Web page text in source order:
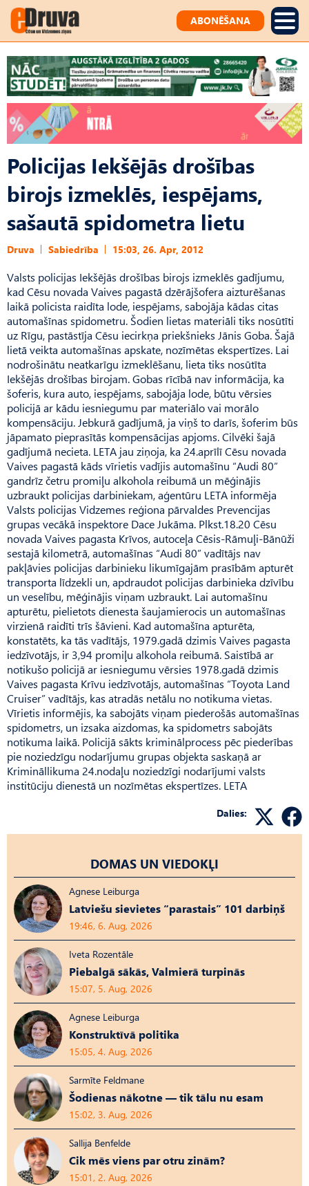
ABONĒŠANA
Policijas Iekšējās drošības
birojs izmeklēs, iespējams,
sašautā spidometra lietu
Druva Sabiedrība 15:03, 26. Apr, 2012
Valsts policijas Iekšējās drošības birojs izmeklēs gadījumu,
kad Cēsu novada Vaives pagastā dzērājšofera aizturēšanas
laikā policista raidīta lode, iespējams, sabojāja kādas citas
automašīnas spidometru. Šodien lietas materiāli tiks nosūtīti
uz Rīgu, pastāstīja Cēsu iecirkņa priekšnieks Jānis Goba. Šajā
lietā veikta automašīnas apskate, nozīmētas ekspertīzes. Lai
nodrošinātu neatkarīgu izmeklēšanu, lieta tiks nosūtīta
Iekšējās drošības birojam. Gobas rīcībā nav informācija, ka
šoferis, kura auto, iespējams, sabojāja lode, būtu vērsies
policijā ar kādu iesniegumu par materiālo vai morālo
kompensāciju. Jebkurā gadījumā, ja viņš to darīs, šoferim būs
jāpamato pieprasītās kompensācijas apjoms. Cilvēki šajā
gadījumā necieta. LETA jau ziņoja, ka 24.aprīlī Cēsu novada
Vaives pagastā kāds vīrietis vadījis automašīnu “Audi 80”
gandrīz četru promiļu alkohola reibumā un mēģinājis
uzbraukt policijas darbiniekam, aģentūru LETA informēja
Valsts policijas Vidzemes reģiona pārvaldes Prevencijas
grupas vecākā inspektore Dace Jukāma. Plkst.18.20 Cēsu
novada Vaives pagasta Krīvos, autoceļa Cēsis-Rāmuļi-Bānūži
sestajā kilometrā, automašīnas “Audi 80” vadītājs nav
pakļāvies policijas darbinieku likumīgajām prasībām apturēt
transporta līdzekli un, apdraudot policijas darbinieka dzīvību
un veselību, mēģinājis viņam uzbraukt. Lai automašīnu
apturētu, pielietots dienesta šaujamierocis un automašīnas
virzienā raidīti trīs šāvieni. Kad automašīna apturēta,
konstatēts, ka tās vadītājs, 1979.gadā dzimis Vaives pagasta
iedzīvotājs, ir 3,94 promiļu alkohola reibumā. Saistībā ar
notikušo policijā ar iesniegumu vērsies 1978.gadā dzimis
Vaives pagasta Krīvu iedzīvotājs, automašīnas “Toyota Land
Cruiser” vadītājs, kas atradās netālu no notikuma vietas.
Vīrietis informējis, ka sabojāts viņam piederošās automašīnas
spidometrs, un izsaka aizdomas, ka spidometrs sabojāts
notikuma laikā. Policijā sākts kriminālprocess pēc piederības
pie noziedzīgu nodarījumu grupas objekta saskaņā ar
Krimināllikuma 24.nodaļu noziedzīgi nodarījumi valsts
institūciju dienestā un nozīmētas ekspertīzes. LETA
Dalies:
DOMAS UN VIEDOKĻI
Agnese Leiburga
Latviešu sievietes “parastais” 101 darbiņš
19:46, 6. Aug, 2026
Iveta Rozentāle
Piebalgā sākās, Valmierā turpinās
15:07, 5. Aug, 2026
Agnese Leiburga
Konstruktīvā politika
15:05, 4. Aug, 2026
Sarmīte Feldmane
Šodienas nākotne — tik tālu nu esam
15:02, 3. Aug, 2026
Sallija Benfelde
Cik mēs viens par otru zinām?
15:01, 2. Aug, 2026